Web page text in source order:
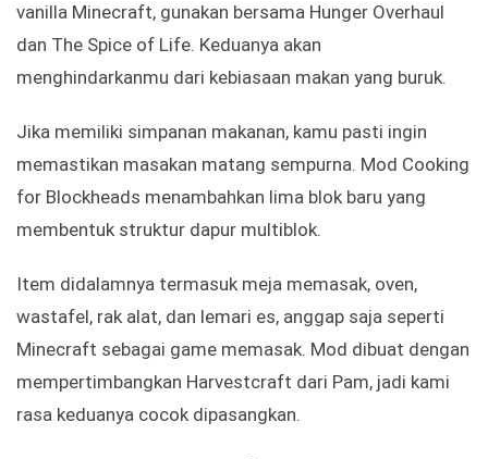
vanilla Minecraft, gunakan bersama Hunger Overhaul
dan The Spice of Life. Keduanya akan
menghindarkanmu dari kebiasaan makan yang buruk.
Jika memiliki simpanan makanan, kamu pasti ingin
memastikan masakan matang sempurna. Mod Cooking
for Blockheads menambahkan lima blok baru yang
membentuk struktur dapur multiblok.
Item didalamnya termasuk meja memasak, oven,
wastafel, rak alat, dan lemari es, anggap saja seperti
Minecraft sebagai game memasak. Mod dibuat dengan
mempertimbangkan Harvestcraft dari Pam, jadi kami
rasa keduanya cocok dipasangkan.